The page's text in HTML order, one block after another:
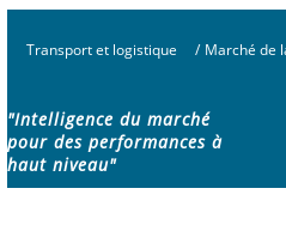
Transport et logistique / Marché de
"Intelligence du marché
pour des performances à
haut niveau"